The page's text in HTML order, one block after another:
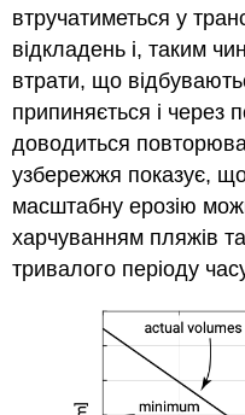
втручатиметься у
відкладень і, таким
втрати, що
припиняється і через
доводиться
узбережжя показує,
масштабну ерозію
харчуванням пляжів
тривалого періоду